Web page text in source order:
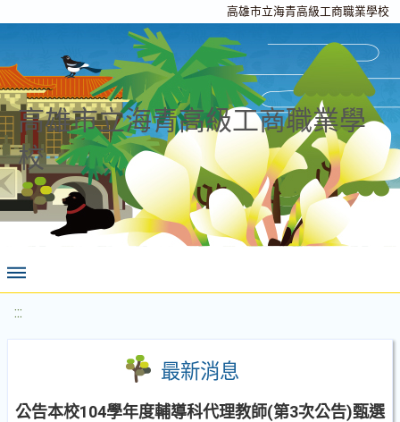
高雄市立海青高級工商職業學校
高雄市立海青高級工商職業學
校
:::
最新消息
公告本校104學年度輔導科代理教師(第3次公告)甄選